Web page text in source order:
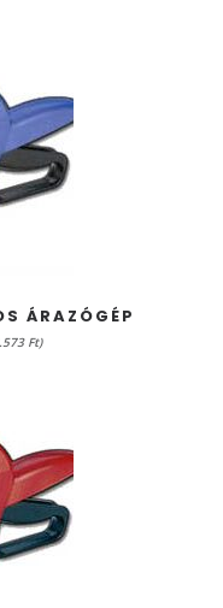
ÁRAZÓGÉP
Ft)